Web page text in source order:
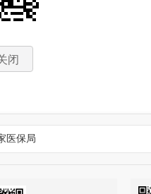
闭
医保局